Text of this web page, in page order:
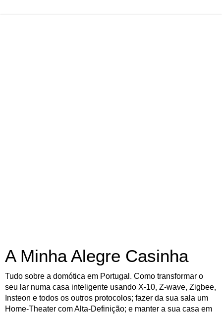
A Minha Alegre Casinha
Tudo sobre a domótica em Portugal. Como transformar o
seu lar numa casa inteligente usando X-10, Z-wave, Zigbee,
Insteon e todos os outros protocolos; fazer da sua sala um
Home-Theater com Alta-Definição; e manter a sua casa em